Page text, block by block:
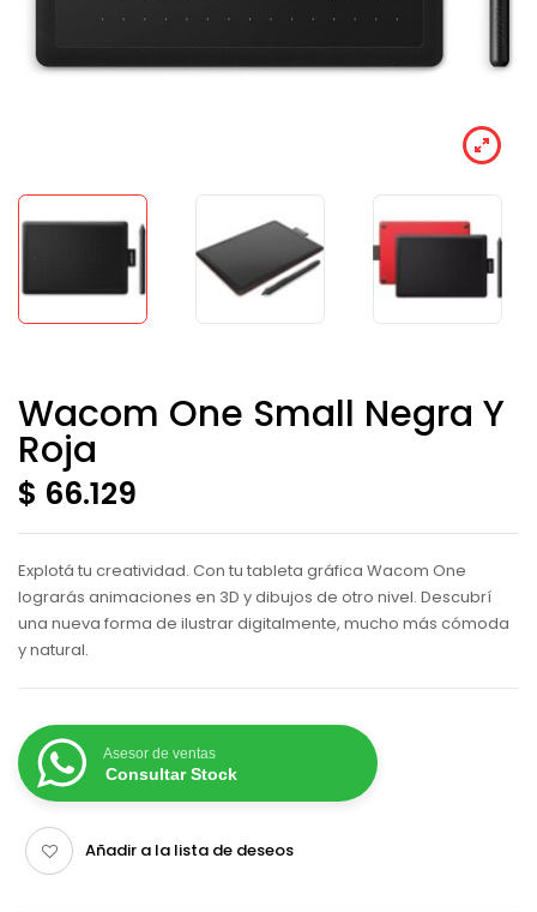
Wacom One Small Negra Y
Roja
$ 66.129
Explotá tu creatividad. Con tu tableta gráfica Wacom One
lograrás animaciones en 3D y dibujos de otro nivel. Descubrí
una nueva forma de ilustrar digitalmente, mucho más cómoda
y natural.
Asesor de ventas
Consultar Stock
Añadir a la lista de deseos